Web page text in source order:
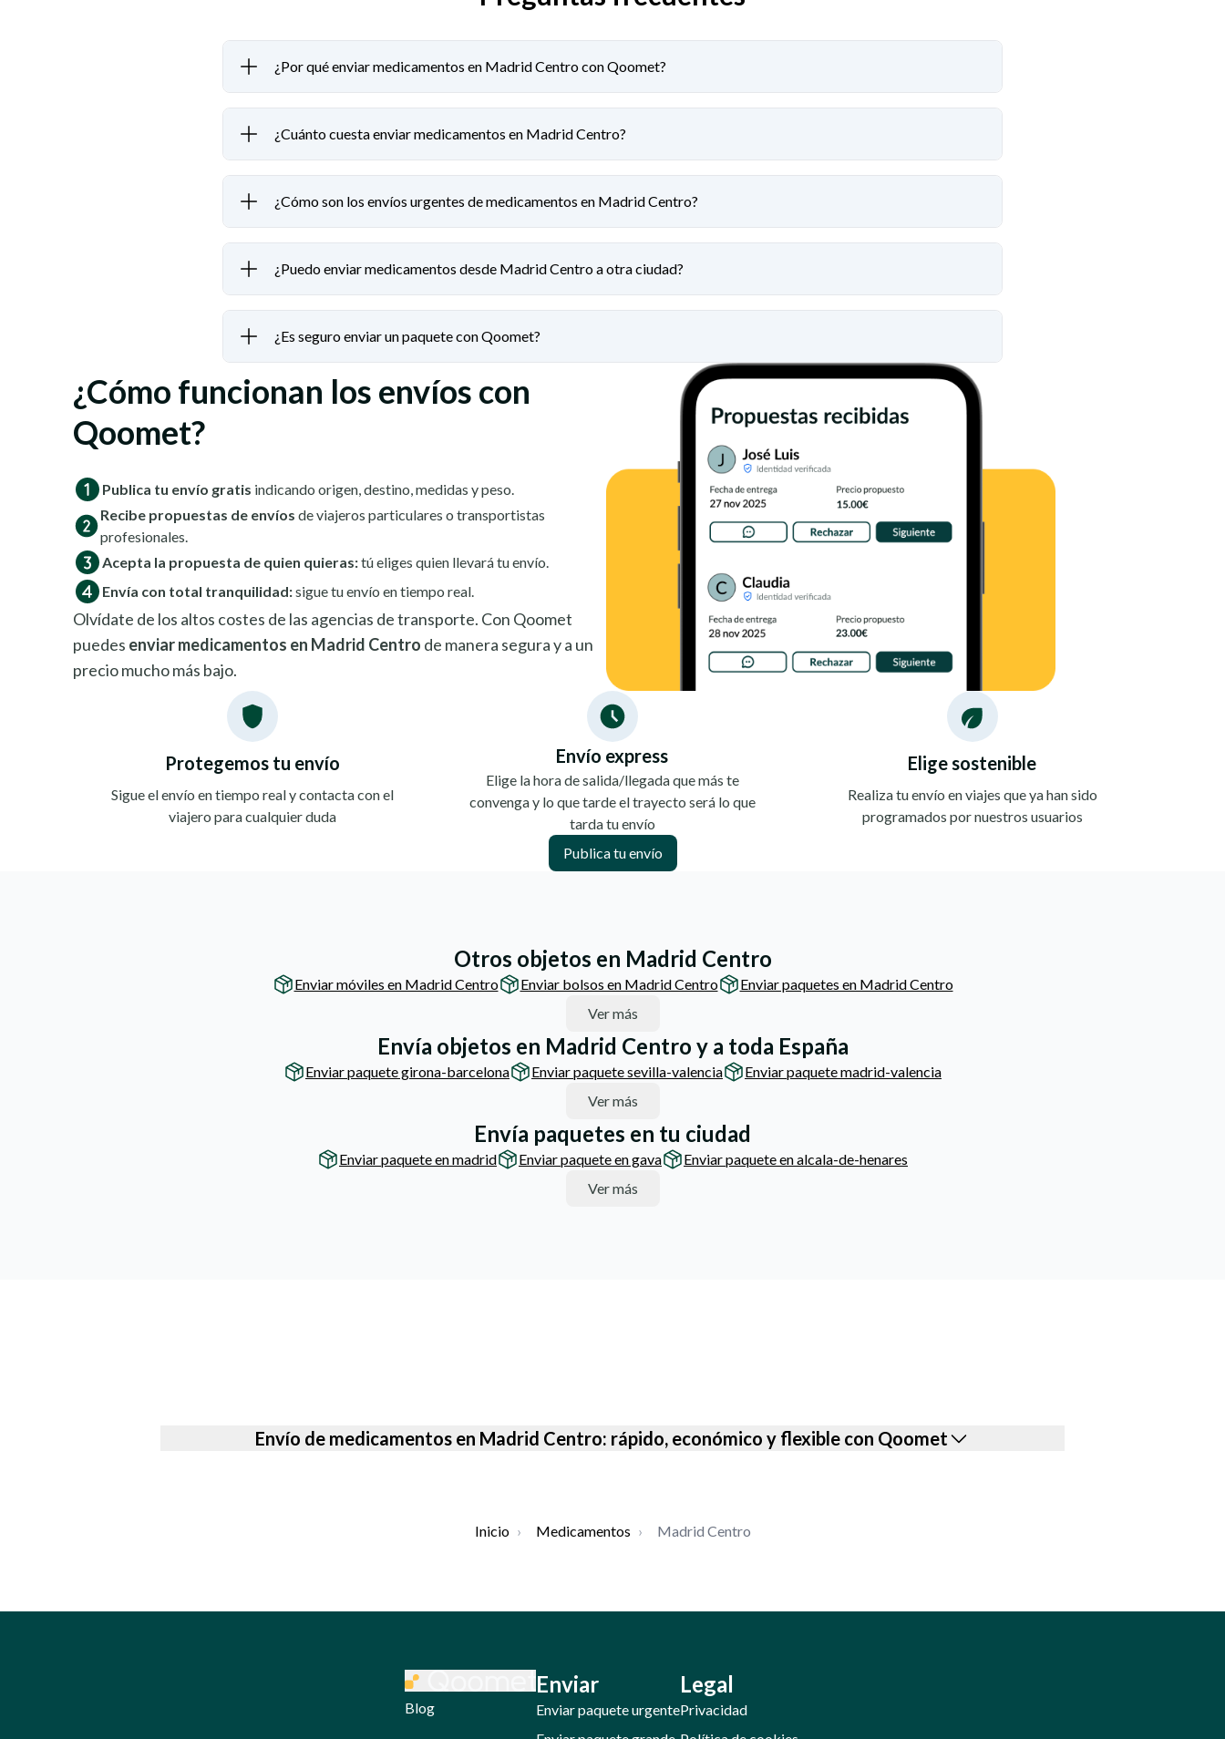
¿Por qué enviar medicamentos en Madrid Centro con Qoomet?
¿Cuánto cuesta enviar medicamentos en Madrid Centro?
¿Cómo son los envíos urgentes de medicamentos en Madrid Centro?
¿Puedo enviar medicamentos desde Madrid Centro a otra ciudad?
¿Es seguro enviar un paquete con Qoomet?
¿Cómo funcionan los envíos con
Qoomet?
Publica tu envío gratis indicando origen, destino, medidas y peso.
Recibe propuestas de envíos de viajeros particulares o transportistas
profesionales.
Acepta la propuesta de quien quieras:tú eliges quien llevará tu envío.
Envía con total tranquilidad:sigue tu envío en tiempo real.
Olvídate de los altos costes de las agencias de transporte. Con Qoomet
puedes enviar medicamentos en Madrid Centro de manera segura y a un
precio mucho más bajo.
Protegemos tu envío
Sigue el envío en tiempo real y contacta con el
viajero para cualquier duda
Envío express
Elige la hora de salida/llegada que más te
convenga y lo que tarde el trayecto será lo que
tarda tu envío
Elige sostenible
Realiza tu envío en viajes que ya han sido
programados por nuestros usuarios
Publica tu envío
Otros objetos en Madrid Centro
Enviar móviles en Madrid Centro Enviar bolsos en Madrid Centro
Enviar paquetes en Madrid Centro
Ver más
Envía objetos en Madrid Centro y a toda España
Enviar paquete girona-barcelona Enviar paquete sevilla-valencia
Enviar paquete madrid-valencia
Ver más
Envía paquetes en tu ciudad
Enviar paquete en madrid Enviar paquete en gava
Enviar paquete en alcala-de-henares
Ver más
Envío de medicamentos en Madrid Centro: rápido, económico y flexible con Qoomet
Inicio › Medicamentos › Madrid Centro
Blog
Enviar
Enviar paquete urgente
Legal
Privacidad